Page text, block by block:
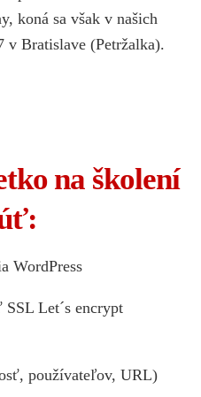
koná sa však v našich
v Bratislave (Petržalka).
na školení
WordPress
Let´s encrypt
používateľov, URL)